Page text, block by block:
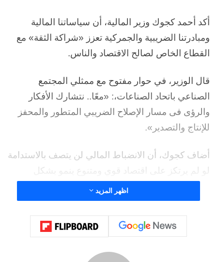
أكد أحمد كجوك وزير المالية، أن سياساتنا المالية
ومبادرتنا الضريبية والجمركية تعزز «شراكة الثقة» مع
القطاع الخاص لصالح الاقتصاد والناس.
قال الوزير، في حوار مفتوح مع ممثلي المجتمع
الصناعي باتحاد الصناعات،: «معًا.. نتشارك الأفكار
والرؤى فى مسار الإصلاح الضريبي المتطور والمحفز
للإنتاج والتصدير».
أضاف كجوك، أن الانضباط المالي لن يتصف بالاستدامة
لو لم يرتكز على اقتصاد قوي ومتنوع ينمو بشكل
مستدام، و«شغلنا الشاغل.. إزاي الاقتصاد يتحرك
للأمام.. وننتج ونُصدِّر أكثر ونخلق فرص عمل كافية
ولائقة»، لافتًا إلى أننا منفتحون على أي مبادرات
تحفيزية إضافية للصناعة والتصدير.. واستحقاق الحوافز
اظهر المزيد